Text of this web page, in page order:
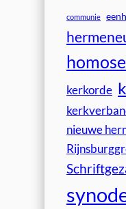
communie
kerkorde
nieuwe